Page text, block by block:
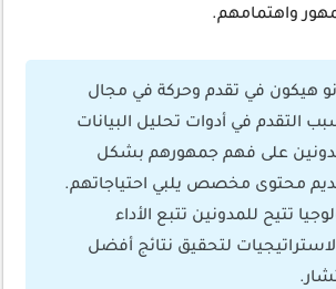
واهتمامهم.
هيكون في تقدم وحركة في مجال
التقدم في أدوات تحليل البيانات
على فهم جمهورهم بشكل
محتوى مخصص يلبي احتياجاتهم.
تتيح للمدونين تتبع الأداء
لتحقيق نتائج أفضل